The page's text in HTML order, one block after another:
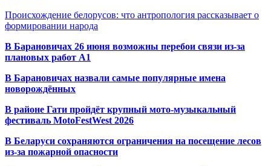
Происхождение белорусов: что антропология рассказывает о
формировании народа
В Барановичах 26 июня возможны перебои связи из-за
плановых работ A1
В Барановичах назвали самые популярные имена
новорождённых
В районе Гати пройдёт крупный мото-музыкальный
фестиваль MotoFestWest 2026
В Беларуси сохраняются ограничения на посещение лесов
из-за пожарной опасности